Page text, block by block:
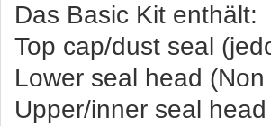
Das Basic Kit enthält:
Top cap/dust seal
Lower seal head
Upper/inner seal